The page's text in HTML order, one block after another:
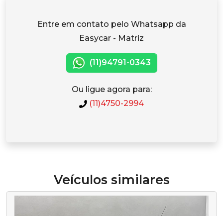
Entre em contato pelo Whatsapp da
Easycar - Matriz
(11)94791-0343
Ou ligue agora para:
(11)4750-2994
Veículos similares